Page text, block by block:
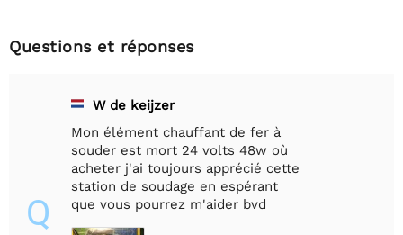
Questions et réponses
Q
W de keijzer
Mon élément chauffant de fer à
souder est mort 24 volts 48w où
acheter j'ai toujours apprécié cette
station de soudage en espérant
que vous pourrez m'aider bvd